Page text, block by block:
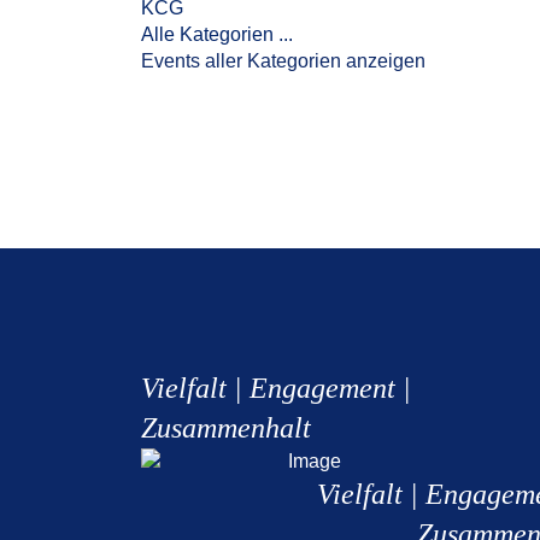
KCG
Alle Kategorien ...
Events aller Kategorien anzeigen
Vielfalt | Engagement |
Zusammenhalt
Vielfalt |